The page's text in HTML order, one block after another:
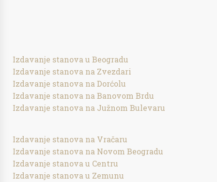
Izdavanje stanova u Beogradu
Izdavanje stanova na Zvezdari
Izdavanje stanova na Dorćolu
Izdavanje stanova na Banovom Brdu
Izdavanje stanova na Južnom Bulevaru
Izdavanje stanova na Vračaru
Izdavanje stanova na Novom Beogradu
Izdavanje stanova u Centru
Izdavanje stanova u Zemunu